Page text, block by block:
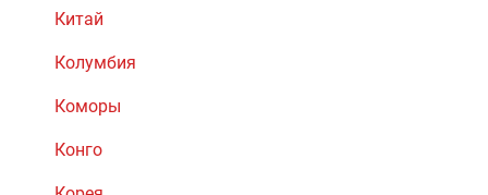
Китай
Колумбия
Коморы
Конго